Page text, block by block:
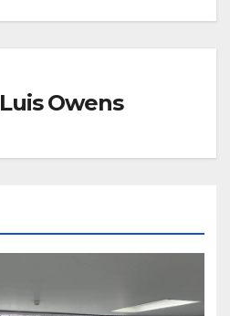
Luis Owens